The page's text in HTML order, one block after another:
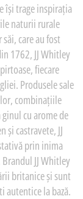
își trage inspirația
naturii rurale
care au fost
1762, JJ Whitley
fiecare
Produsele sale
combinațiile
cu arome de
și castravete, JJ
prin inima
JJ Whitley
britanice și sunt
autentice la bază.